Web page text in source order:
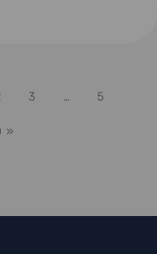
3 … 5
»